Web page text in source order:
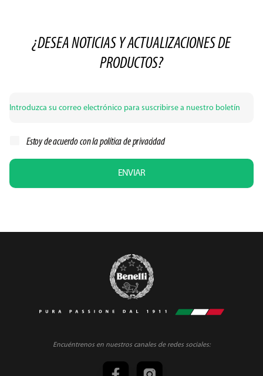
¿DESEA NOTICIAS Y ACTUALIZACIONES DE
PRODUCTOS?
Estoy de acuerdo con lapolítica de privacidad
ENVIAR
Encuéntrenos en nuestros canales de redes sociales: